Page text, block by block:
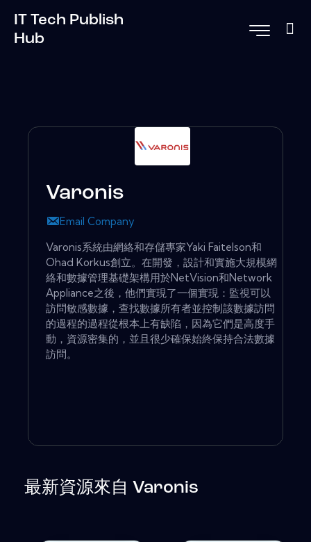
IT Tech Publish
Hub
Varonis
Email Company
Varonis系統由網絡和存儲專家Yaki Faitelson和
Ohad Korkus創立。在開發，設計和實施大規模網
絡和數據管理基礎架構用於NetVision和Network
Appliance之後，他們實現了一個實現：監視可以
訪問敏感數據，查找數據所有者並控制該數據訪問
的過程的過程從根本上有缺陷，因為它們是高度手
動，資源密集的，並且很少確保始終保持合法數據
訪問。
最新資源來自 Varonis